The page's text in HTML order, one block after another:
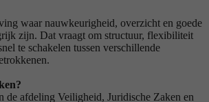
waar nauwkeurigheid, overzicht en goede
zijn. Dat vraagt om structuur, flexibiliteit
te schakelen tussen verschillende
de afdeling Veiligheid, Juridische Zaken en